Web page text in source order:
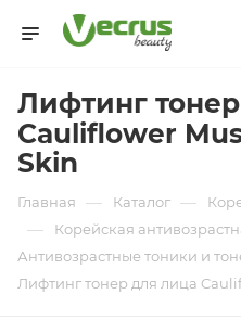
Лифтинг
Cauliflower
Skin
Главная — Каталог —
— Корейская
Антивозрастные тоники и
Лифтинг тонер для лица